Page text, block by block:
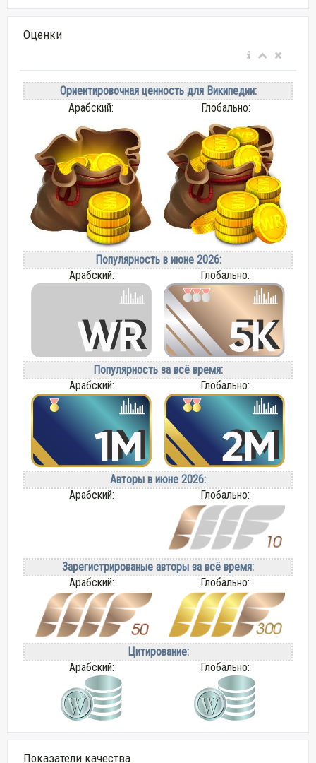
Оценки
Ориентировочная ценность для Википедии:
Арабский:
Глобально:
Популярность в июне 2026:
Арабский:
Глобально:
Популярность за всё время:
Арабский:
Глобально:
Авторы в июне 2026:
Арабский:
Глобально:
Зарегистрированые авторы за всё время:
Арабский:
Глобально:
Цитирование:
Арабский:
Глобально:
Показатели качества